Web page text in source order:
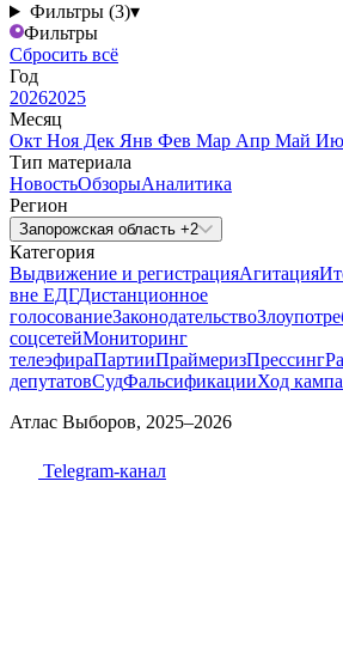
Фильтры (3)▾
Фильтры
Сбросить всё
Год
20262025
Месяц
Окт Ноя Дек Янв Фев Мар Апр Май
Тип материала
НовостьОбзорыАналитика
Регион
Запорожская область +2
Категория
Выдвижение и регистрацияАгитация
вне ЕДГДистанционное
голосованиеЗаконодательство
соцсетейМониторинг
телеэфираПартииПраймеризПрессинг
депутатовСудФальсификацииХод
Атлас Выборов, 2025–2026
Telegram-канал